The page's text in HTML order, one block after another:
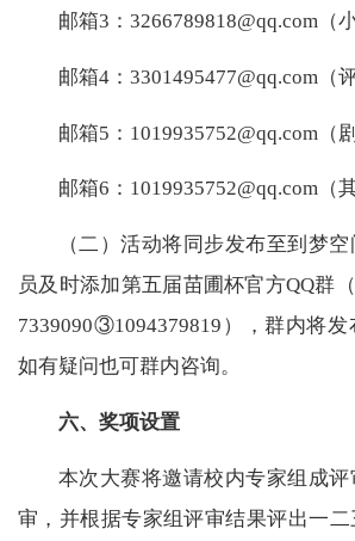
邮箱3：3266789818@qq.com（小
邮箱4：3301495477@qq.com（评
邮箱5：1019935752@qq.com（剧
邮箱6：1019935752@qq.com（其
（二）活动将同步发布至到梦
员及时添加第五届苗圃杯官方QQ群
7339090③1094379819），群内将发
如有疑问也可群内咨询。
六、奖项设置
本次大赛将邀请校内专家组成
审，并根据专家组评审结果评出一